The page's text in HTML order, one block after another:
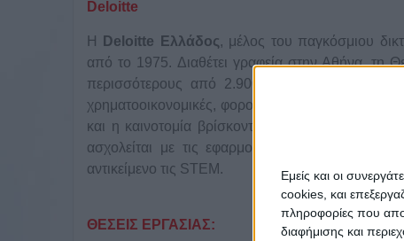
Εμείς και οι
cookies, και
πληροφορίες που
διαφήμισης και
Deloitte
Η Deloitte Ελλάδος, μέλος του παγκόσμιου
από το 1975. Διαθέτει γραφεία στην Αθήνα, τη
περισσότερους από 2.900 επαγγελματίες.
χρηματοοικονομικές, φορολογικές και νομικές
και η καινοτομία βρίσκονται στην καρδιά
ασχολείται με τις εφαρμογές της
αντικείμενο τις STEM.
ΘΕΣΕΙΣ ΕΡΓΑΣΙΑΣ: